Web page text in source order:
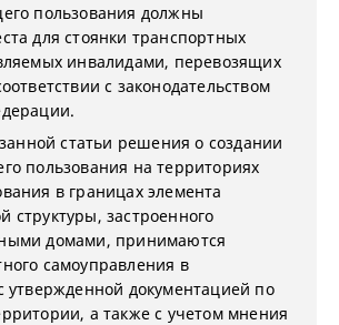
пользования должны
для стоянки транспортных
инвалидами, перевозящих
с законодательством
статьи решения о создании
пользования на территориях
в границах элемента
структуры, застроенного
домами, принимаются
самоуправления в
утвержденной документацией по
а также с учетом мнения